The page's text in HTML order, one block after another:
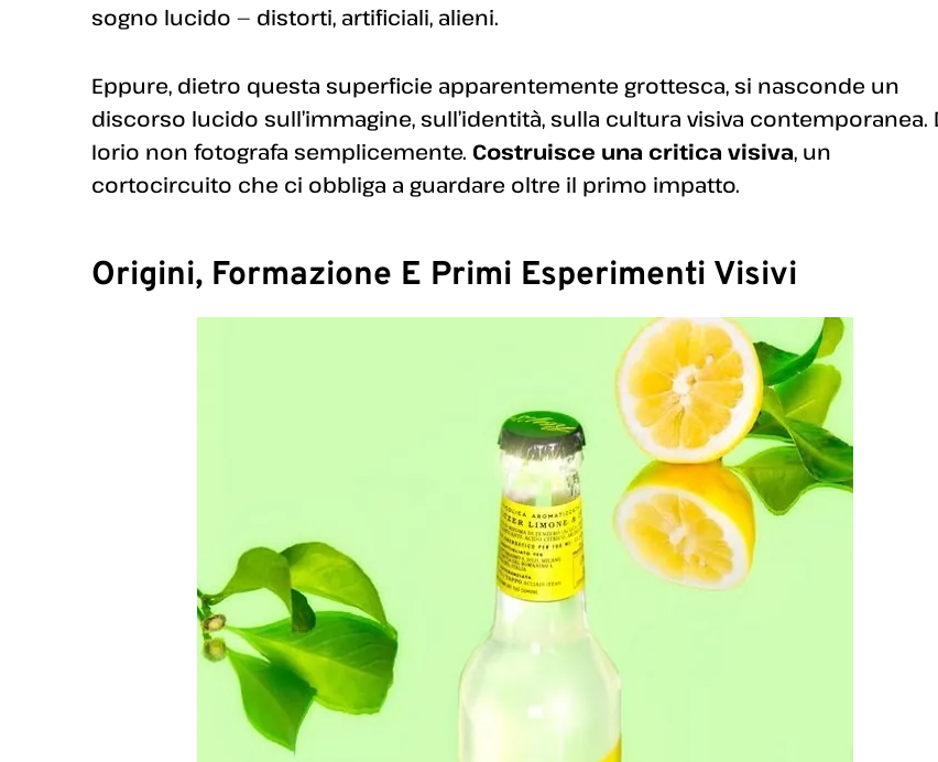
sogno lucido — distorti, artificiali, alieni.
Eppure, dietro questa superficie apparentemente grottesca, si nasconde un
discorso lucido sull’immagine, sull’identità, sulla cultura visiva contemporanea.
Iorio non fotografa semplicemente. Costruisce una critica visiva, un
cortocircuito che ci obbliga a guardare oltre il primo impatto.
Origini, Formazione E Primi Esperimenti Visivi